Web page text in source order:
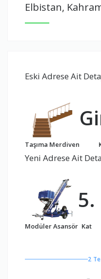
Elbistan,
Eski Adrese Ait
Taşıma Merdiven
Yeni Adrese Ait
Modüler Asansör
5.
Kat
2